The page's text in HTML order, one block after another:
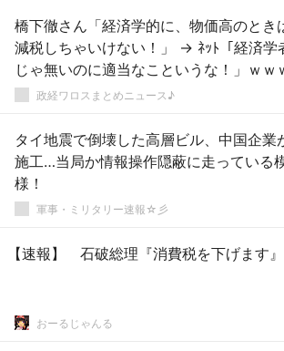
橋下徹さん「経済学的に、物価高のとき
減税しちゃいけない！」 → ﾈｯﾄ「経済学
じゃ無いのに適当なこというな！」ｗｗ
ｗｗｗｗｗｗｗｗｗｗｗｗｗｗｗ
政経ワロスまとめニュース♪
タイ地震で倒壊した高層ビル、中国企業
施工…当局か情報操作隠蔽に走っている
様！
軍事・ミリタリー速報☆彡
【速報】 石破総理『消費税を下げます』
おーるじゃんる